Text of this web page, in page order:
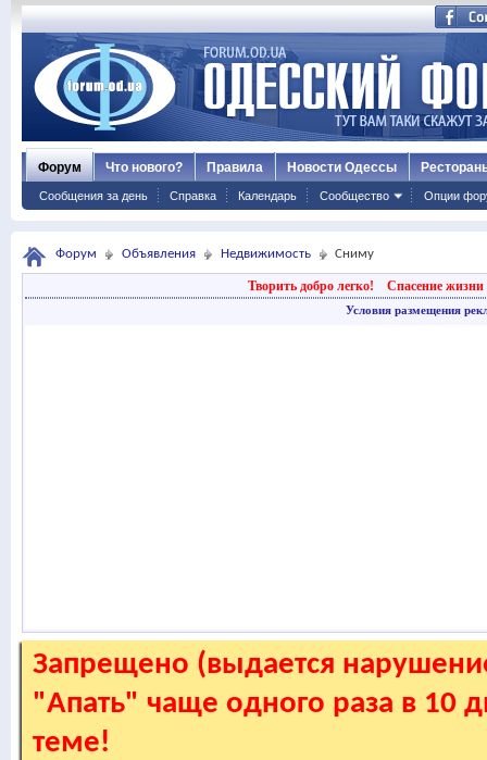
Форум
Сообщения за день Справка Календарь Сообщество Опции
Что нового? Правила Новости Одессы
Форум Объявления Недвижимость Сниму
Творить добро легко! Спасение жизни
Условия размещения
Запрещено (выдается
"Апать" чаще одного раза в 10
теме!